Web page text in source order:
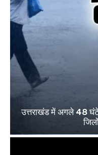
उत्तराखंड में अगले 48 घंटे